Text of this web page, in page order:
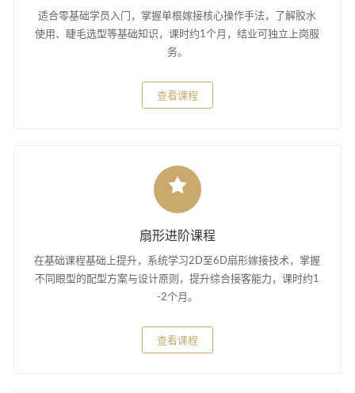
适合零基础学员入门，掌握单根嫁接核心操作手法，了解胶水
使用、睫毛选型等基础知识，课时约1个月，结业可独立上岗服
务。
查看课程
扇形进阶课程
在基础课程基础上提升，系统学习2D至6D扇形嫁接技术，掌握
不同眼型的配型方案与设计原则，提升综合接客能力，课时约1
-2个月。
查看课程